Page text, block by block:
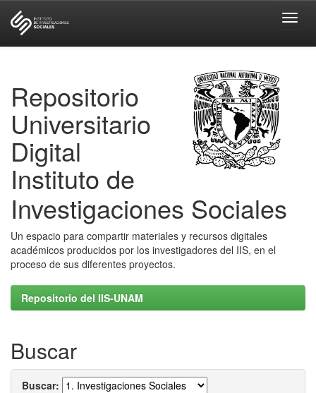
Repositorio
Universitario
Digital
Instituto de
Investigaciones Sociales
Un espacio para compartir materiales y recursos digitales
académicos producidos por los investigadores del IIS, en el
proceso de sus diferentes proyectos.
Repositorio del IIS-UNAM
Buscar
Buscar: